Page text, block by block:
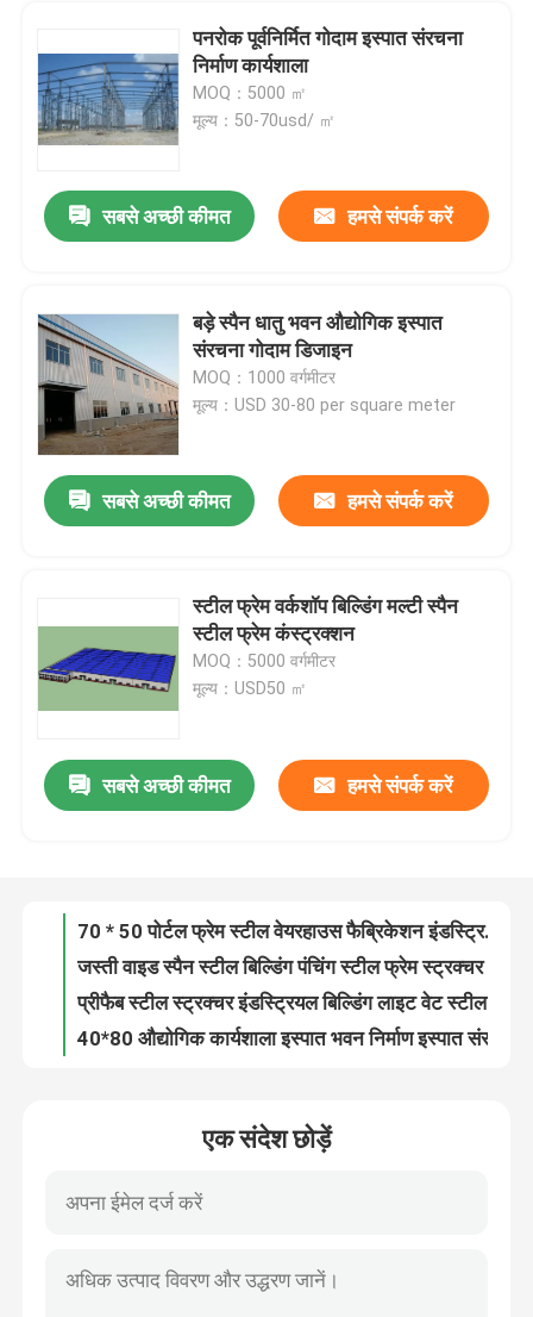
घर
वीडियो
कारखाना भ्रमण
गुणवत्ता नियंत्रण
पनरोक पूर्वनिर्मित गोदाम इस्पात संरचना
निर्माण कार्यशाला
MOQ：5000 ㎡
मूल्य：50-70usd/ ㎡
सबसे अच्छी कीमत हमसे संपर्क करें
बड़े स्पैन धातु भवन औद्योगिक इस्पात
संरचना गोदाम डिजाइन
MOQ：1000 वर्गमीटर
मूल्य：USD 30-80 per square meter
सबसे अच्छी कीमत हमसे संपर्क करें
स्टील फ्रेम वर्कशॉप बिल्डिंग मल्टी स्पैन
स्टील फ्रेम कंस्ट्रक्शन
MOQ：5000 वर्गमीटर
मूल्य：USD50 ㎡
सबसे अच्छी कीमत हमसे संपर्क करें
70 * 50 पोर्टल फ्रेम स्टील वेयरहाउस फैब्रिकेशन इंडस्ट्रियल बिल्डिंग
प्रीफैब्रिकेटेड हेवी स्टील स्ट्रक्चर शॉपिंग मॉल डस्टप्रूफ आईएसओ 9 001
OEM / ODM जस्ती इस्पात संरचना प्लेटफार्म निर्माण जीबी
एक संदेश छोड़ें